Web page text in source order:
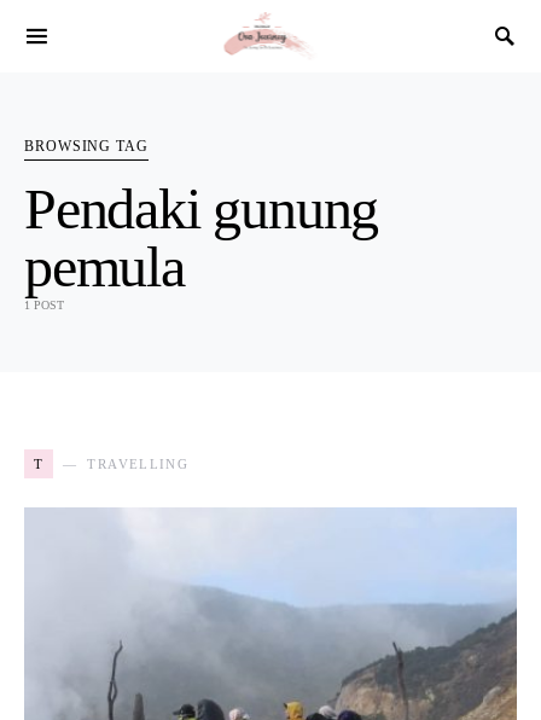
SEARCH FOR:
BROWSING TAG
Pendaki gunung
pemula
1 POST
T TRAVELLING